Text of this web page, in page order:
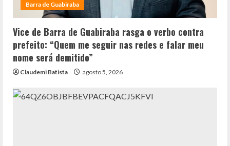
Barra de Guabiraba
Vice de Barra de Guabiraba rasga o verbo contra
prefeito: “Quem me seguir nas redes e falar meu
nome será demitido”
Claudemi Batista agosto 5, 2026